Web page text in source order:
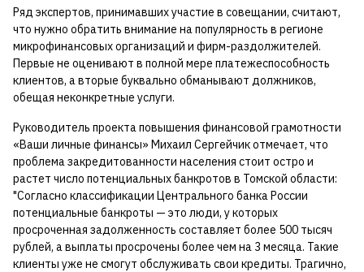
Ряд экспертов, принимавших участие в совещании, считают,
что нужно обратить внимание на популярность в регионе
микрофинансовых организаций и фирм-раздолжителей.
Первые не оценивают в полной мере платежеспособность
клиентов, а вторые буквально обманывают должников,
обещая неконкретные услуги.
Руководитель проекта повышения финансовой грамотности
«Ваши личные финансы» Михаил Сергейчик отмечает, что
проблема закредитованности населения стоит остро и
растет число потенциальных банкротов в Томской области:
"Согласно классификации Центрального банка России
потенциальные банкроты — это люди, у которых
просроченная задолженность составляет более 500 тысяч
рублей, а выплаты просрочены более чем на 3 месяца. Такие
клиенты уже не смогут обслуживать свои кредиты. Трагично,